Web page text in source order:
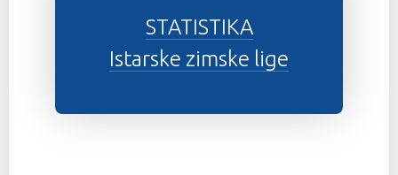
STATISTIKA
Istarske zimske lige